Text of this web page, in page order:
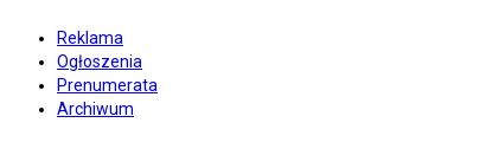
Reklama
Ogłoszenia
Prenumerata
Archiwum